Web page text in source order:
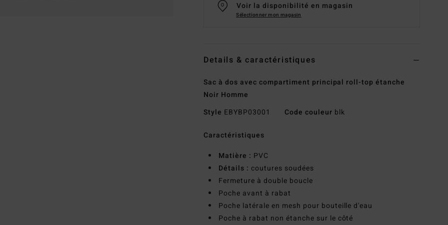
Voir la disponibilité en magasin
Sélectionner mon magasin
Details & caractéristiques
Sac à dos avec compartiment principal roll-top étanche
Noir Homme
Style EBYBP03001 Code couleur blk
Caractéristiques
Matière : PVC
Détails : coutures soudées
Fermeture à double boucle
Poche avant à rabat
Poche latérale en mesh pour bouteille d'eau
Poche à rabat non étanche sur le côté